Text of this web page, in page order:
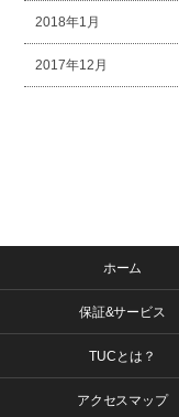
2018年1月
2017年12月
ホーム
保証&サービス
TUCとは？
アクセスマップ